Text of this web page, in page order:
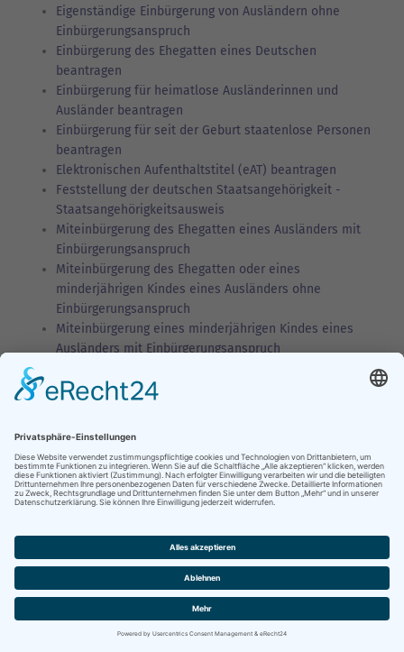
Eigenständige Einbürgerung von Ausländern ohne
Einbürgerungsanspruch
Einbürgerung des Ehegatten eines Deutschen
beantragen
Einbürgerung für heimatlose Ausländerinnen und
Ausländer beantragen
Einbürgerung für seit der Geburt staatenlose Personen
beantragen
Elektronischen Aufenthaltstitel (eAT) beantragen
Feststellung der deutschen Staatsangehörigkeit -
Staatsangehörigkeitsausweis
Miteinbürgerung des Ehegatten eines Ausländers mit
Einbürgerungsanspruch
Miteinbürgerung des Ehegatten oder eines
minderjährigen Kindes eines Ausländers ohne
Einbürgerungsanspruch
Miteinbürgerung eines minderjährigen Kindes eines
Ausländers mit Einbürgerungsanspruch
Niederlassungserlaubnis beantragen
und Flüchtlinge beantragen
Niederlassungserlaubnis für eigenständig
aufenthaltsberechtigte Ehegatten beantragen
Niederlassungserlaubnis für Familienangehörige von
Deutschen beantragen
Niederlassungserlaubnis für hoch qualifizierte